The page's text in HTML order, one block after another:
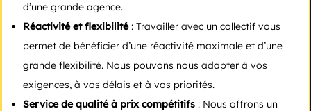
d’une grande agence.
Réactivité et flexibilité: Travailler avec un collectif vous
permet de bénéficier d’une réactivité maximale et d’une
grande flexibilité. Nous pouvons nous adapter à vos
exigences, à vos délais et à vos priorités.
Service de qualité à prix compétitifs : Nous offrons un